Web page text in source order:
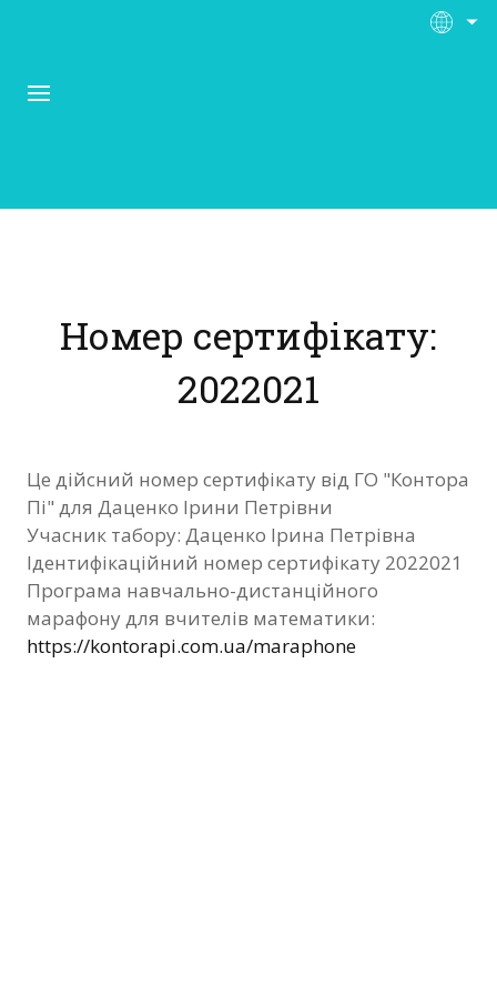
Матеріали
Нас підтримують
Фотозвіт
Видані сертифікати
Контакти
Номер сертифікату:
2022021
Це дійсний номер сертифікату від ГО "Контора
Пі" для Даценко Ірини Петрівни
Учасник табору: Даценко Ірина Петрівна
Ідентифікаційний номер сертифікату 2022021
Програма навчально-дистанційного
марафону для вчителів математики:
https://kontorapi.com.ua/maraphone